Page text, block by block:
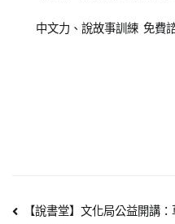
中文力、說故事訓練 免費
【說書堂】文化局公益開講